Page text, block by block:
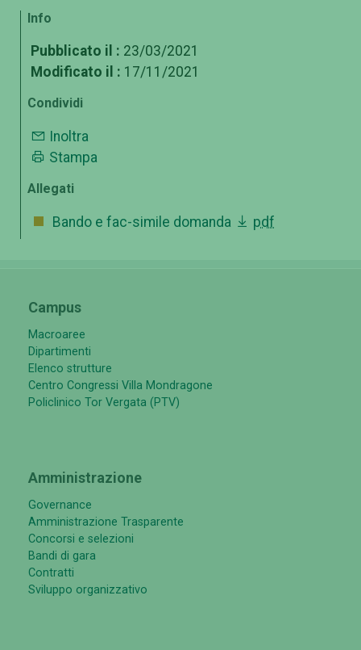
Info
Pubblicato il : 23/03/2021
Modificato il : 17/11/2021
Condividi
Inoltra
Stampa
Allegati
Bando e fac-simile domanda pdf
Campus
Macroaree
Dipartimenti
Elenco strutture
Centro Congressi Villa Mondragone
Policlinico Tor Vergata (PTV)
Amministrazione
Governance
Amministrazione Trasparente
Concorsi e selezioni
Bandi di gara
Contratti
Sviluppo organizzativo